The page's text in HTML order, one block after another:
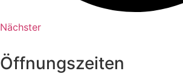
Nächster
Öffnungszeiten